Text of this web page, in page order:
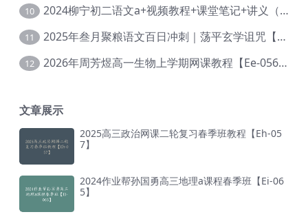
10 2024柳宁初二语文a+视频教程+课堂笔记+讲义（暑假班+秋季班）【Da-003】
11 2025年叁月聚粮语文百日冲刺｜荡平玄学诅咒【Ea-001】
12 2026年周芳煜高一生物上学期网课教程【Ee-056】
文章展示
2025高三政治网课二轮复习春季班教程【Eh-05
7】
2024作业帮孙国勇高三地理a课程春季班【Ei-06
5】